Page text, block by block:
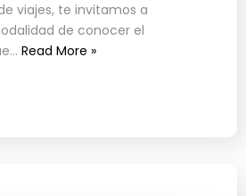
viajes, te invitamos a
de conocer el
Read More »